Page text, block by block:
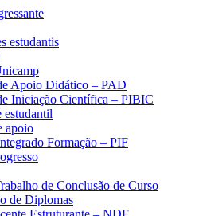
estudantis
Apoio Didático – PAD
Iniciação Científica – PIBIC
apoio
Formação – PIF
de Conclusão de Curso
de Diplomas